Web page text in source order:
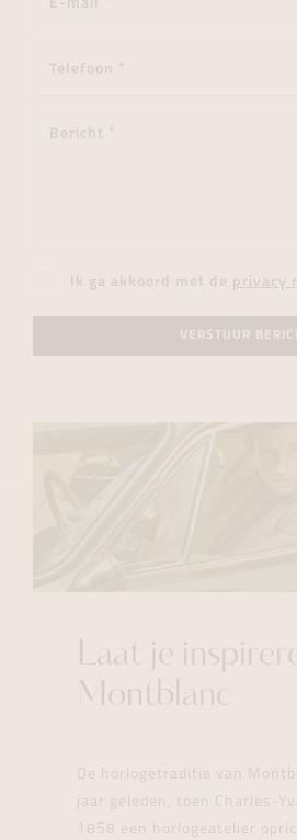
Ik ga akkoord met de privacy
VERSTUUR
Laat je
Montblanc
De horlogetraditie van
jaar geleden, toen Charles-
1858 een horlogeatelier